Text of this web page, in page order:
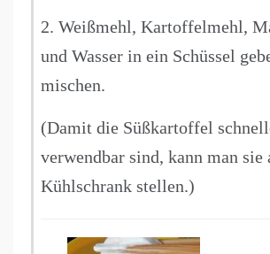
2. Weißmehl, Kartoffelmehl,
und Wasser in ein Schüssel
mischen.
(Damit die Süßkartoffel
verwendbar sind, kann man sie
Kühlschrank stellen.)